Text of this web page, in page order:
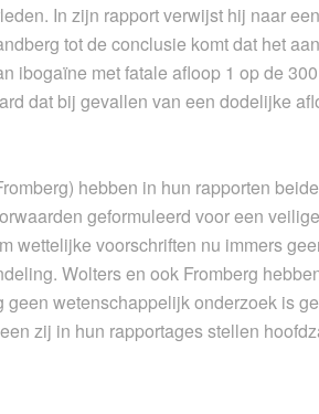
In zijn rapport verwijst hij naar
tot de conclusie komt dat het
ibogaïne met fatale afloop 1 op de
dat bij gevallen van een dodelijke
hebben in hun rapporten
geformuleerd voor een
wettelijke voorschriften nu immers
Wolters en ook Fromberg
wetenschappelijk onderzoek is
zij in hun rapportages stellen